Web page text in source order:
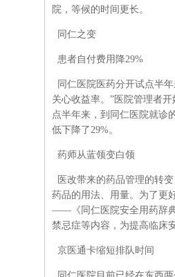
院，等候的时间更长。
同仁之变
患者自付费用降29%
同仁医院医药分开试点半
关心收益率。”医院管理者
点半年来，到同仁医院就诊
低下降了29%。
药师从蓝领变白领
医改带来的药品管理的转
药品的用法、用量。为了更
——《同仁医院安全用药辞
禁忌症等内容，为提高临床
京医通卡缩短排队时间